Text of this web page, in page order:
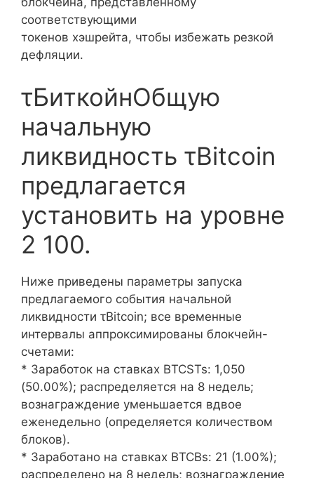
соответствующими
токенов хэшрейта, чтобы избежать резкой
дефляции.
τБиткойнОбщую
начальную
ликвидность τBitcoin
предлагается
установить на уровне
2 100.
Ниже приведены параметры запуска
предлагаемого события начальной
ликвидности τBitcoin; все временные
интервалы аппроксимированы блокчейн-
счетами:
* Заработок на ставках BTCSTs: 1,050
(50.00%); распределяется на 8 недель;
вознаграждение уменьшается вдвое
еженедельно (определяется количеством
блоков).
* Заработано на ставках BTCBs: 21 (1.00%);
распределено на 8 недель; вознаграждение